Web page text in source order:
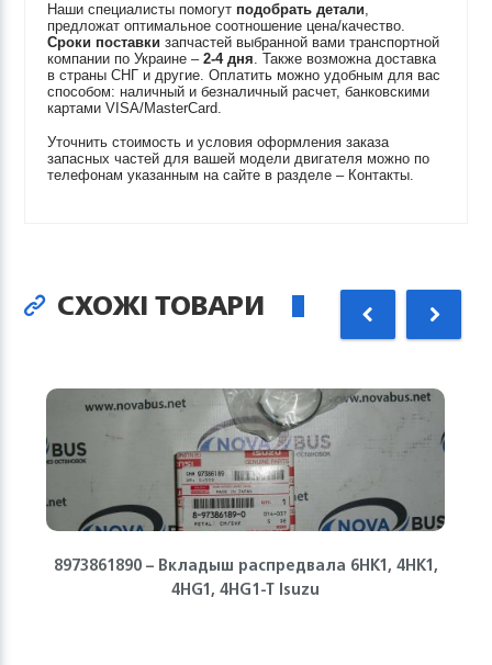
Наши специалисты помогут подобрать детали,
предложат оптимальное соотношение цена/качество.
Сроки поставки запчастей выбранной вами транспортной
компании по Украине –2-4 дня. Также возможна доставка
в страны СНГ и другие. Оплатить можно удобным для вас
способом: наличный и безналичный расчет, банковскими
картами VISA/MasterCard.
Уточнить стоимость и условия оформления заказа
запасных частей для вашей модели двигателя можно по
телефонам указанным на сайте в разделе – Контакты.
СХОЖІ ТОВАРИ
8973861890 – Вкладыш распредвала 6HK1, 4HK1,
4HG1, 4HG1-T Isuzu